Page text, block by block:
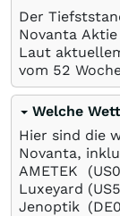
Der
Novanta
Laut
vom 52
Welche
Hier sind die
Novanta,
AMETEK
Luxeyard
Jenoptik